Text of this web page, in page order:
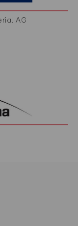
AG